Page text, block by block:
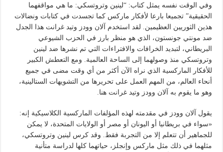
وفي الوقت نفسه يمثل كتاب: “لينين وتروتسكي: ما هي مواقفهما
الحقيقية” تجميعا بارعا لأفكار ماركس كما تجسدت في كتابات ونضالات
هذين الثوريين العظيمين. لقد استخدم آلان وودز وتيد غرانت هذا الجدل
ضد مونتي جونستون، الذي هو منظر بارز في الحزب الشيوعي
البريطاني، لتبديد الخرافات والافتراءات التي تم نشرها ضد لينين
وتروتسكي منذ وصولهما إلى الساحة العالمية. ومع التعطش الكبير
للأفكار الماركسية الذي نراه الآن أكثر من أي وقت مضى في جميع
أنحاء العالم، من المهم العمل على تحريرها من التشويهات الستالينية،
وهو ما يقوم به آلان وودز وتيد غرانت هنا.
يقول آلان وودز في مقدمته لهذه المؤلفات الماركسية الكلاسيكية إنه:
«سواء في بريطانيا أو اليونان أو مصر أو الولايات المتحدة، لا يمكن
للجماهير أن تتعلم إلا من التجربة فقط. وقد كرس لينين وتروتسكي،
مثلهما في ذلك مثل ماركس وإنجلز، حياتهما كلها لدراسة متأنية